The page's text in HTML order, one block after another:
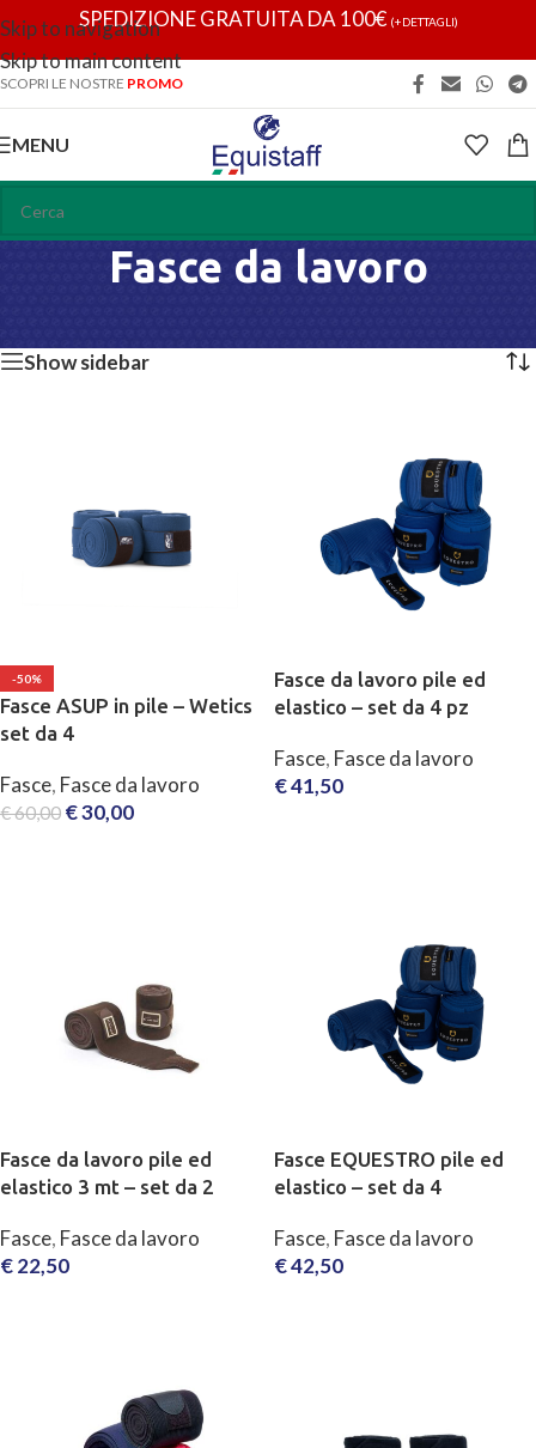
Skip to navigation
Skip to main content
SPEDIZIONE GRATUITA DA 100€ (+DETTAGLI)
SCOPRI LE NOSTRE PROMO
MENU
Fasce da lavoro
Show sidebar
-50%
Fasce ASUP in pile – Wetics
set da 4
Fasce, Fasce da lavoro
€60,00 €30,00
Fasce da lavoro pile ed
elastico – set da 4 pz
Fasce, Fasce da lavoro
€41,50
Fasce da lavoro pile ed
elastico 3 mt – set da 2
Fasce, Fasce da lavoro
€22,50
Fasce EQUESTRO pile ed
elastico – set da 4
Fasce, Fasce da lavoro
€42,50